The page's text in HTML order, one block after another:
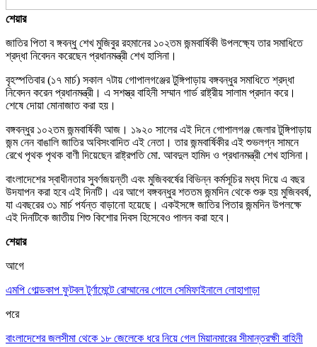
শেয়ার
জাতির পিতা ব ঙ্গবন্ধু শেখ মুজিবুর রহমানের ১০২তম জন্মবার্ষিকী উপলক্ষ্যে তার সমাধিতে
শ্রদ্ধা নিবেদন করেছেন প্রধানমন্ত্রী শেখ হাসিনা।
বৃহস্পতিবার (১৭ মার্চ) সকাল ৭টায় গোপালগঞ্জের টুঙ্গিপাড়ায় বঙ্গবন্ধুর সমাধিতে শ্রদ্ধা
নিবেদন করেন প্রধানমন্ত্রী। এ সশস্ত্র বাহিনী সম্মান গার্ড রাষ্ট্রীয় সালাম প্রদান করে।
শেষে দোয়া মোনাজাত করা হয়।
বঙ্গবন্ধুর ১০২তম জন্মবার্ষিকী আজ। ১৯২০ সালের এই দিনে গোপালগঞ্জ জেলার টুঙ্গিপাড়ায়
জন্ম নেন বাঙালি জাতির অবিসংবাদিত এই নেতা। তার জন্মবার্ষিকীর এই শুভলগ্ন সামনে
রেখে পৃথক পৃথক বাণী দিয়েছেন রাষ্ট্রপতি মো. আবদুল হামিদ ও প্রধানমন্ত্রী শেখ হাসিনা।
বাংলাদেশের স্বাধীনতার সুবর্ণজয়ন্তী এবং মুজিববর্ষের বিভিন্ন কর্মসূচির মধ্য দিয়ে এ বছর
উদযাপন করা হবে এই দিনটি। এর আগে বঙ্গবন্ধুর শততম জন্মদিন থেকে শুরু হয় মুজিববর্ষ,
যা এবছরের ৩১ মার্চ পর্যন্ত বাড়ানো হয়েছে। একইসঙ্গে জাতির পিতার জন্মদিন উপলক্ষে
এই দিনটিকে জাতীয় শিশু কিশোর দিবস হিসেবেও পালন করা হবে।
শেয়ার
আগে
এমপি গোল্ডকাপ ফুটবল টুর্ণামেন্টে রোম্মানের গোলে সেমিফাইনালে লোহাগাড়া
পরে
বাংলাদেশের জলসীমা থেকে ১৮ জেলেকে ধরে নিয়ে গেল মিয়ানমারের সীমান্তরক্ষী বাহিনী